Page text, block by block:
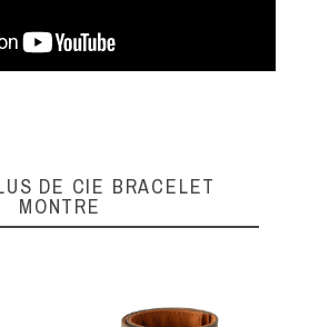
DE CIE BRACELET
MONTRE